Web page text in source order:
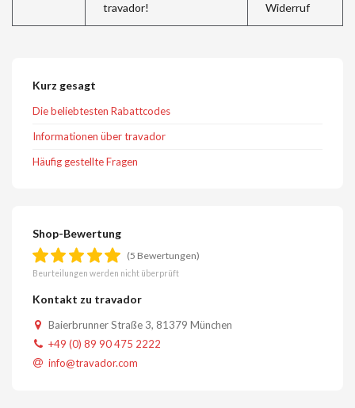
travador!
Widerruf
Kurz gesagt
Die beliebtesten Rabattcodes
Informationen über travador
Häufig gestellte Fragen
Shop-Bewertung
(5 Bewertungen)
Beurteilungen werden nicht überprüft
Kontakt zu travador
Baierbrunner Straße 3, 81379 München
+49 (0) 89 90 475 2222
info@travador.com